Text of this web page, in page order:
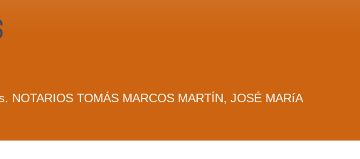
NOTARIOS TOMÁS MARCOS MARTÍN, JOSÉ MARíA